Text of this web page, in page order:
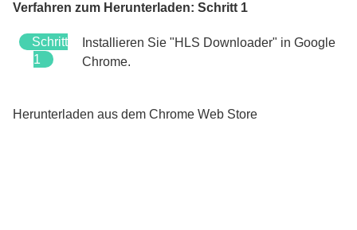
Verfahren zum Herunterladen: Schritt 1
Schritt
1
Installieren Sie "HLS Downloader" in Google
Chrome.
Herunterladen aus dem Chrome Web Store